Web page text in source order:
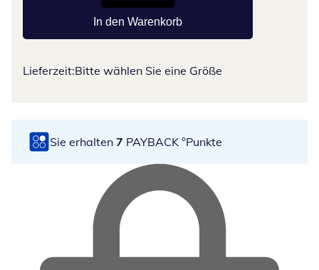
In den Warenkorb
Lieferzeit:Bitte wählen Sie eine Größe
Sie erhalten 7 PAYBACK °Punkte